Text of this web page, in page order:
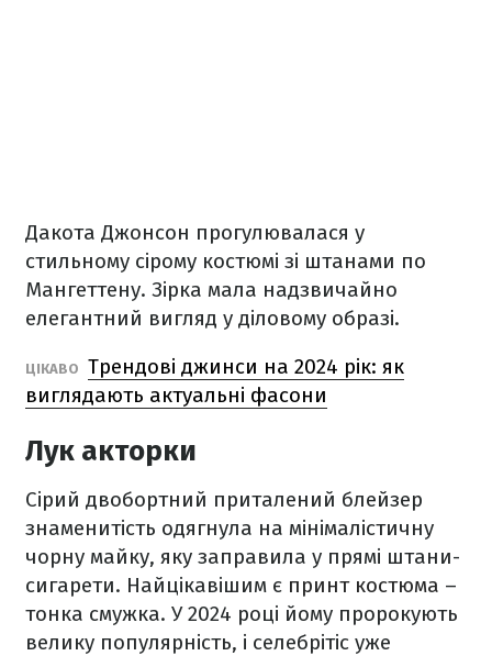
Дакота Джонсон прогулювалася у
стильному сірому костюмі зі штанами по
Мангеттену. Зірка мала надзвичайно
елегантний вигляд у діловому образі.
ЦІКАВО Трендові джинси на 2024 рік: як
виглядають актуальні фасони
Лук акторки
Сірий двобортний приталений блейзер
знаменитість одягнула на мінімалістичну
чорну майку, яку заправила у прямі штани-
сигарети. Найцікавішим є принт костюма –
тонка смужка. У 2024 році йому пророкують
велику популярність, і селебрітіс уже